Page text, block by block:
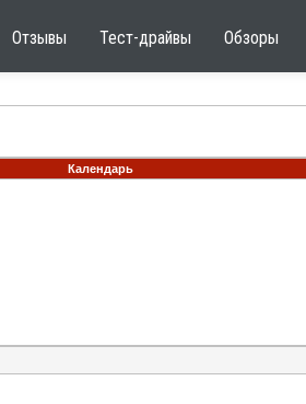
Отзывы Тест-драйвы Обзоры
Календарь